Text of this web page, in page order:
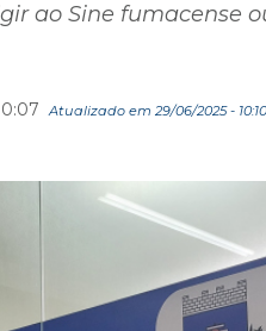
ao Sine fumacense
Atualizado em 29/06/2025 - 10:10